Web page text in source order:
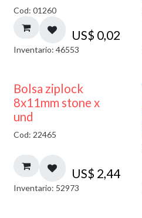
Cod: 01260
US$ 0,02
Inventario: 46553
¡NUEVO!
Bolsa ziplock
8x11mm stone x
und
Cod: 22465
US$ 2,44
Inventario: 52973